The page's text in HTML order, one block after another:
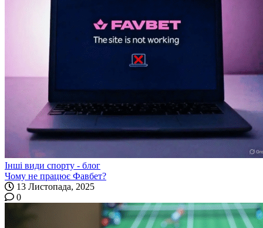
Інші види спорту - блог
Чому не працює Фавбет?
13 Листопада, 2025
0